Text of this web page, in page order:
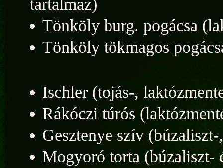
tartalmaz)
Tönköly burg. pogácsa
Tönköly tökmagos
Ischler (tojás-,
Rákóczi túrós
Gesztenye szív
Mogyoró torta (búzaliszt-